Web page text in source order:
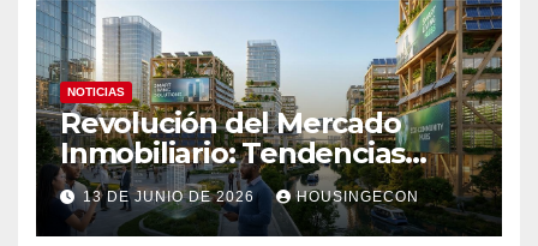
NOTICIAS
Revolución del Mercado
Inmobiliario: Tendencias
Clave 2023
13 DE JUNIO DE 2026 HOUSINGECON